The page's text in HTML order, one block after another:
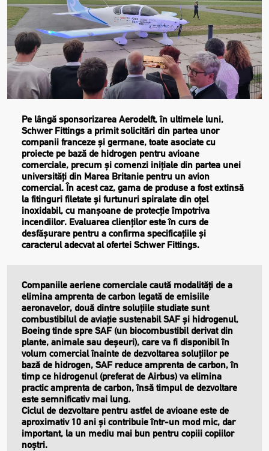
Pe lângă sponsorizarea Aerodelft, în ultimele luni,
Schwer Fittings a primit solicitări din partea unor
companii franceze și germane, toate asociate cu
proiecte pe bază de hidrogen pentru avioane
comerciale, precum și comenzi inițiale din partea unei
universități din Marea Britanie pentru un avion
comercial. În acest caz, gama de produse a fost extinsă
la fitinguri filetate și furtunuri spiralate din oțel
inoxidabil, cu manșoane de protecție împotriva
incendiilor. Evaluarea clienților este în curs de
desfășurare pentru a confirma specificațiile și
caracterul adecvat al ofertei Schwer Fittings.
Companiile aeriene comerciale caută modalități de a
elimina amprenta de carbon legată de emisiile
aeronavelor, două dintre soluțiile studiate sunt
combustibilul de aviație sustenabil SAF și hidrogenul,
Boeing tinde spre SAF (un biocombustibil derivat din
plante, animale sau deșeuri), care va fi disponibil în
volum comercial înainte de dezvoltarea soluțiilor pe
bază de hidrogen, SAF reduce amprenta de carbon, în
timp ce hidrogenul (preferat de Airbus) va elimina
practic amprenta de carbon, însă timpul de dezvoltare
este semnificativ mai lung.
Ciclul de dezvoltare pentru astfel de avioane este de
aproximativ 10 ani și contribuie într-un mod mic, dar
important, la un mediu mai bun pentru copiii copiilor
noștri.